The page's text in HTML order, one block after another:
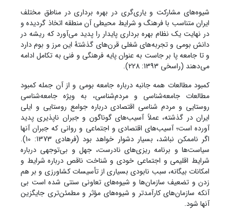
شیوه‌های مشارکت و یاری‌گری در بهره برداری در مناطق مختلف
ایران متناسب با فرهنگ و شرایط محیطی آن منطقه اتخاذ گردیده و
در نهایت یک نظام بهره برداری پایدار را پدید می‌آورد که ریشه در
دانش بومی و تجربه‌های شغلی قرن‌های گذشتۀ این مرز و بوم دارد
و تا جامعه پا بر جاست به عنوان پایه فرهنگی و فنی به تکامل ادامه
می‌دهند (راسخی 1393: 228).
کمبود مطالعات همه جانبه درباره جامعه بومی و از آن جمله کمبود
مطالعات جامعه‌شناسی و مردم‌شناسی، به ویژه جامعه‌شناسی
روستایی و مردم شناسی اقتصادی درباره جوامع روستایی و ایلی
ایران در گذشته، عملاً آسیب‌های گوناگون و جبران ناپذیری پدید
آورده است؛ آسیب‌های اقتصادی و اجتماعی و روانی که جبران آنها
اگر ناممکن نباشد، بسیار دشوار خواهد بود (فرهادی 1373: 10).
سیاست‌ها و برنامه ریزی‌های نادرست، جهل و بی‌توجهی درباره
شرایط اقلیمی و اجتماعی خودی و شناخت ناقص درباره شرایط و
امکانات بیگانه، سبب نابودی بسیاری از تأسیسات کشاورزی و بر هم
زدن و تضعیف سازمان‌ها و شیوه‌های تعاونی سنتی شده است بی
آنکه سازمان‌های کارآمدتر و شیوه‌های مؤثر و مطمئن‌تری جایگزین
آنها شود.